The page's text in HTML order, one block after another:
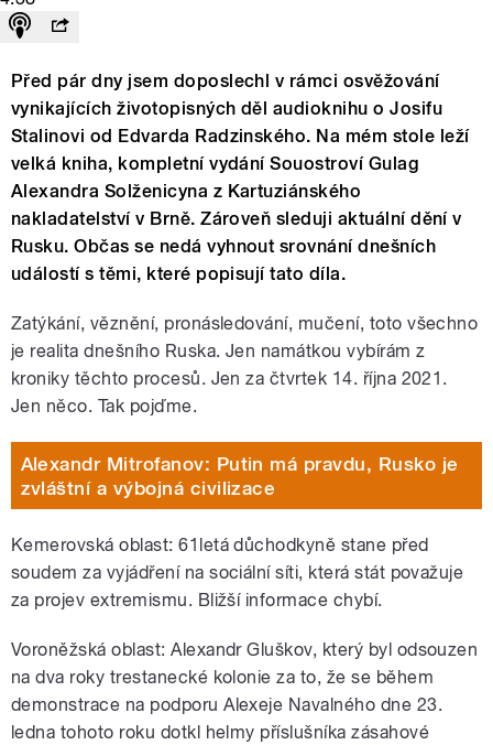
Před pár dny jsem doposlechl v rámci osvěžování
vynikajících životopisných děl audioknihu o Josifu
Stalinovi od Edvarda Radzinského. Na mém stole leží
velká kniha, kompletní vydání Souostroví Gulag
Alexandra Solženicyna z Kartuziánského
nakladatelství v Brně. Zároveň sleduji aktuální dění v
Rusku.Občas se nedá vyhnout srovnání dnešních
událostí s těmi, které popisují tato díla.
Zatýkání, věznění, pronásledování, mučení, toto všechno
je realita dnešního Ruska. Jen namátkou vybírám z
kroniky těchto procesů. Jen za čtvrtek 14. října 2021.
Jen něco. Tak pojďme.
Alexandr Mitrofanov: Putin má pravdu, Rusko je
zvláštní a výbojná civilizace
Kemerovská oblast: 61letá důchodkyně stane před
soudem za vyjádření na sociální síti, která stát považuje
za projev extremismu. Bližší informace chybí.
Voroněžská oblast: Alexandr Gluškov, který byl odsouzen
na dva roky trestanecké kolonie za to, že se během
demonstrace na podporu Alexeje Navalného dne 23.
ledna tohoto roku dotkl helmy příslušníka zásahové